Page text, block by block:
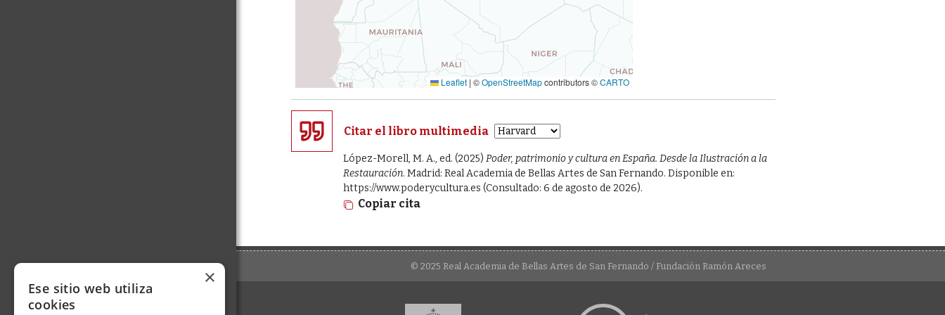
Leaflet | ©OpenStreetMapcontributors ©CARTO
Citar el libro multimedia
López-Morell, M. A., ed. (2025) Poder, patrimonio y cultura en España. Desde la Ilustración a la
Restauración. Madrid: Real Academia de Bellas Artes de San Fernando. Disponible en:
https://www.poderycultura.es (Consultado: 6 de agosto de 2026).
Copiar cita
© 2025 Real Academia de Bellas Artes de San Fernando / Fundación Ramón Areces
×
Ese sitio web utiliza
cookies